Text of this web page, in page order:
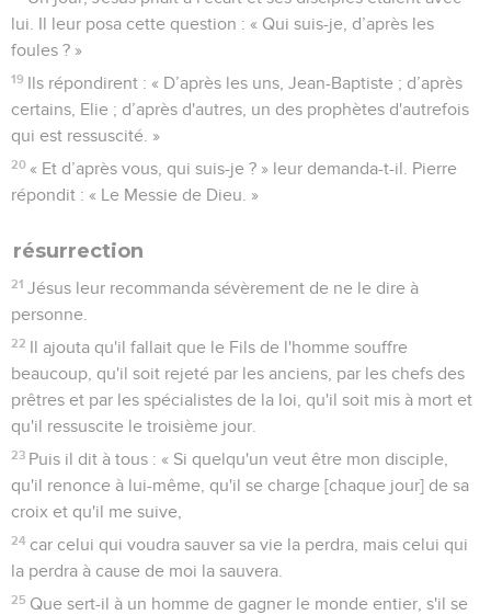
lui. Il leur posa cette question : « Qui suis-je, d’après les
foules ? »
19 Ils répondirent : « D’après les uns, Jean-Baptiste ; d’après
certains, Elie ; d’après d'autres, un des prophètes d'autrefois
qui est ressuscité. »
20 « Et d’après vous, qui suis-je ? » leur demanda-t-il. Pierre
répondit : « Le Messie de Dieu. »
résurrection
21 Jésus leur recommanda sévèrement de ne le dire à
personne.
22 Il ajouta qu'il fallait que le Fils de l'homme souffre
beaucoup, qu'il soit rejeté par les anciens, par les chefs des
prêtres et par les spécialistes de la loi, qu'il soit mis à mort et
qu'il ressuscite le troisième jour.
23 Puis il dit à tous : « Si quelqu'un veut être mon disciple,
qu'il renonce à lui-même, qu'il se charge [chaque jour] de sa
croix et qu'il me suive,
24 car celui qui voudra sauver sa vie la perdra, mais celui qui
la perdra à cause de moi la sauvera.
25 Que sert-il à un homme de gagner le monde entier, s'il se